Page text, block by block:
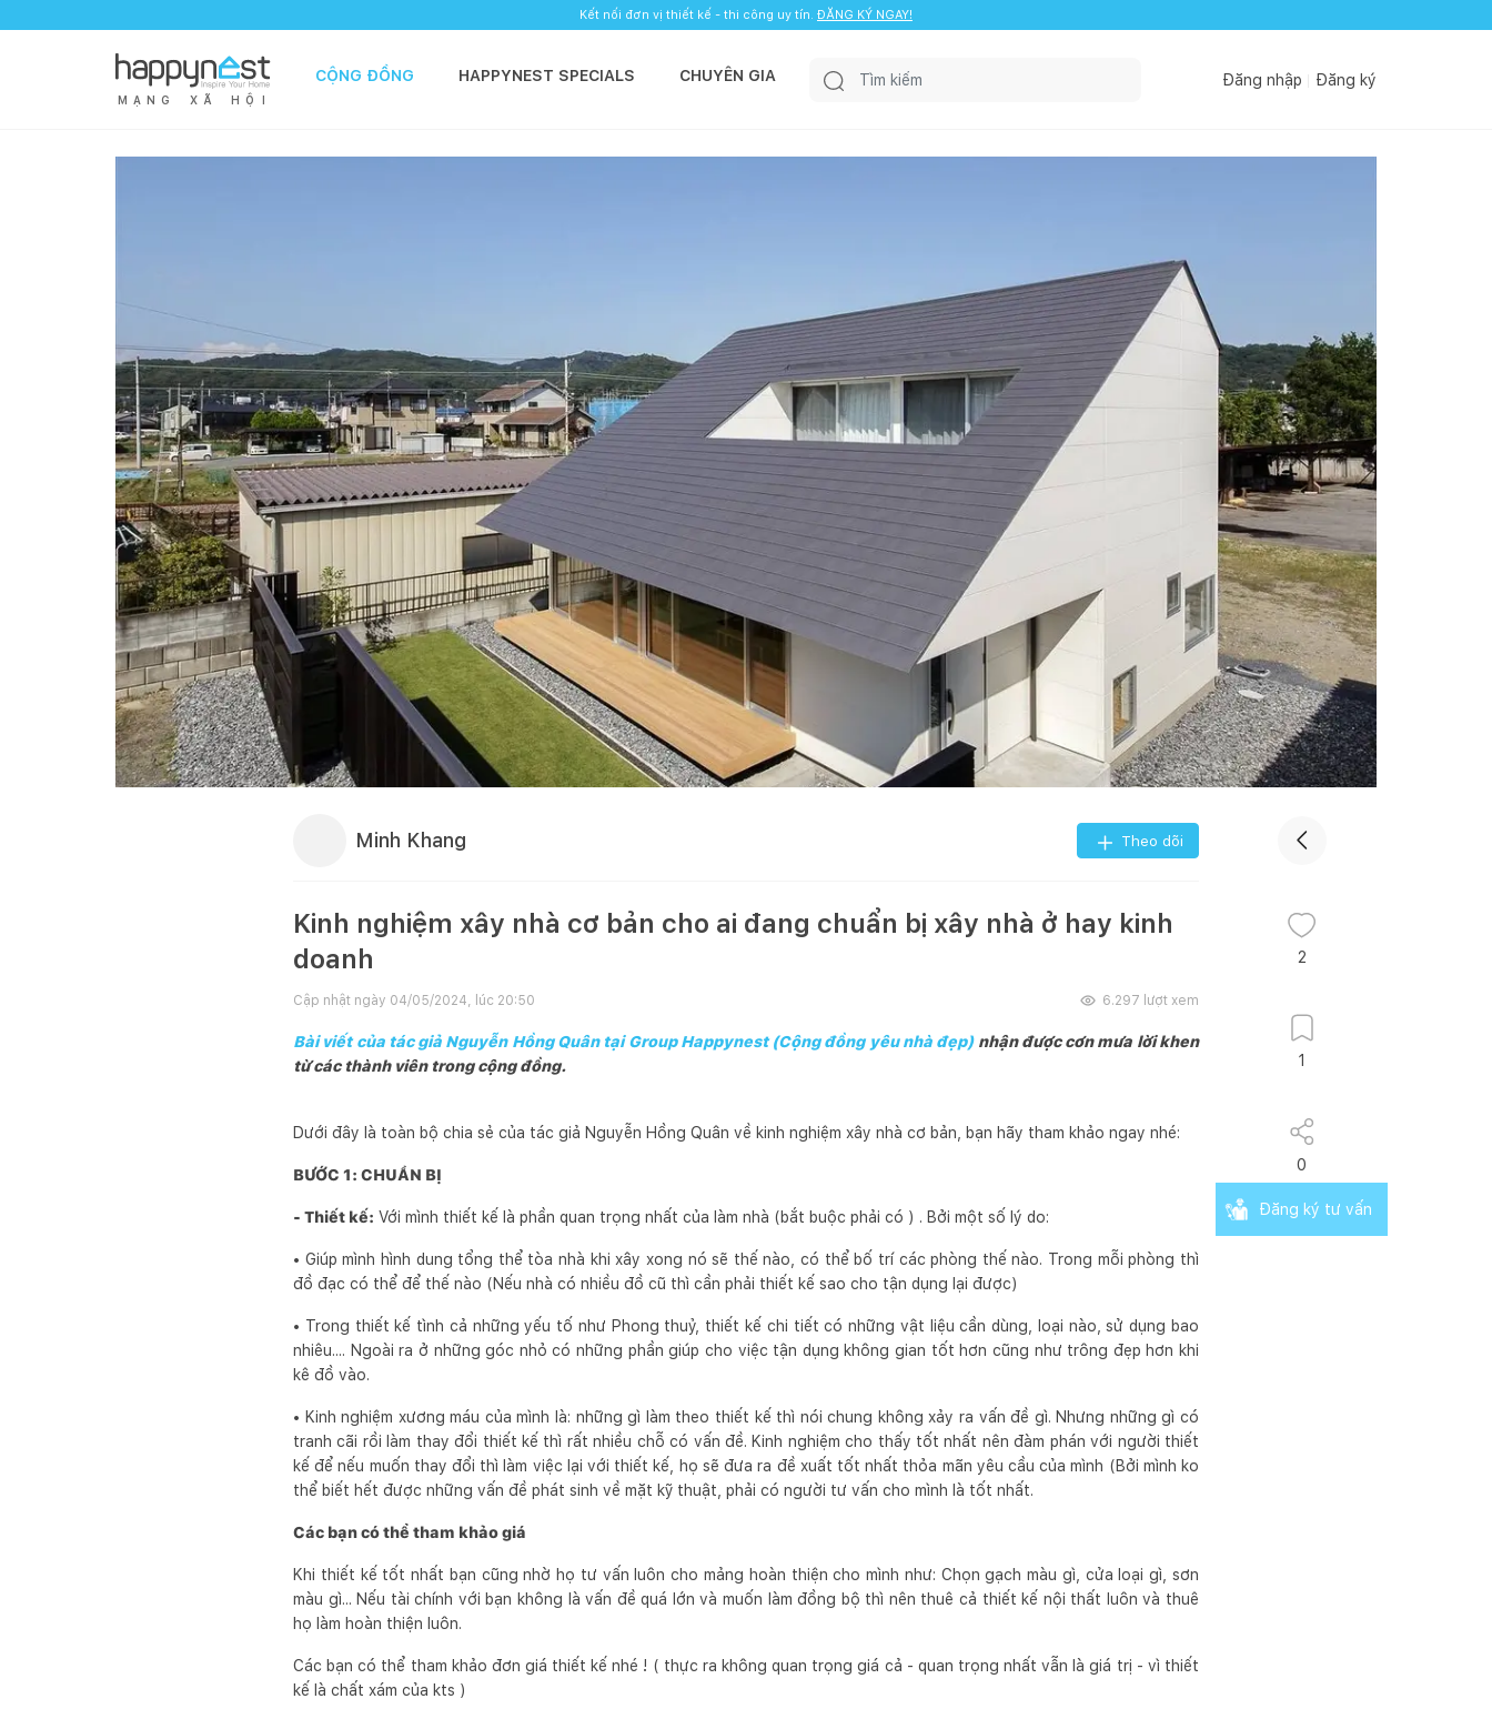
Kết nối đơn vị thiết kế - thi công uy tín. ĐĂNG KÝ NGAY!
M Ạ N G X Ã H Ộ I
CỘNG ĐỒNG HAPPYNEST SPECIALS CHUYÊN GIA Đăng nhập Đăng ký
Minh Khang Theo dõi
Kinh nghiệm xây nhà cơ bản cho ai đang chuẩn bị xây nhà ở hay kinh
doanh
Cập nhật ngày 04/05/2024, lúc 20:50 6.297 lượt xem
Bài viết của tác giả Nguyễn Hồng Quân tại Group Happynest (Cộng đồng yêu nhà đẹp)nhận được cơn mưa lời khen
từ các thành viên trong cộng đồng.
Dưới đây là toàn bộ chia sẻ của tác giả Nguyễn Hồng Quân về kinh nghiệm xây nhà cơ bản, bạn hãy tham khảo ngay nhé:
BƯỚC 1: CHUẨN BỊ
- Thiết kế: Với mình thiết kế là phần quan trọng nhất của làm nhà (bắt buộc phải có ) . Bởi một số lý do:
• Giúp mình hình dung tổng thể tòa nhà khi xây xong nó sẽ thế nào, có thể bố trí các phòng thế nào. Trong mỗi phòng thì
đồ đạc có thể để thế nào (Nếu nhà có nhiều đồ cũ thì cần phải thiết kế sao cho tận dụng lại được)
• Trong thiết kế tình cả những yếu tố như Phong thuỷ, thiết kế chi tiết có những vật liệu cần dùng, loại nào, sử dụng bao
nhiêu.... Ngoài ra ở những góc nhỏ có những phần giúp cho việc tận dụng không gian tốt hơn cũng như trông đẹp hơn khi
kê đồ vào.
• Kinh nghiệm xương máu của mình là: những gì làm theo thiết kế thì nói chung không xảy ra vấn đề gì. Nhưng những gì có
tranh cãi rồi làm thay đổi thiết kế thì rất nhiều chỗ có vấn đề. Kinh nghiệm cho thấy tốt nhất nên đàm phán với người thiết
kế để nếu muốn thay đổi thì làm việc lại với thiết kế, họ sẽ đưa ra đề xuất tốt nhất thỏa mãn yêu cầu của mình (Bởi mình ko
thể biết hết được những vấn đề phát sinh về mặt kỹ thuật, phải có người tư vấn cho mình là tốt nhất.
Các bạn có thể tham khảo giá
Khi thiết kế tốt nhất bạn cũng nhờ họ tư vấn luôn cho mảng hoàn thiện cho mình như: Chọn gạch màu gì, cửa loại gì, sơn
màu gì... Nếu tài chính với bạn không là vấn đề quá lớn và muốn làm đồng bộ thì nên thuê cả thiết kế nội thất luôn và thuê
họ làm hoàn thiện luôn.
Các bạn có thể tham khảo đơn giá thiết kế nhé ! ( thực ra không quan trọng giá cả - quan trọng nhất vẫn là giá trị - vì thiết
kế là chất xám của kts )
2
1
0
Đăng ký tư vấn